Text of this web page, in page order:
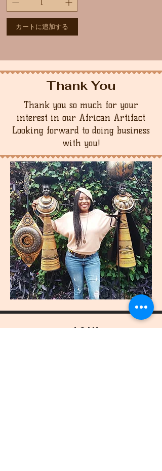
カートに追加する
Thank You
Thank you so much for your
interest in our African Artifact
Looking forward to doing business
with you!
join